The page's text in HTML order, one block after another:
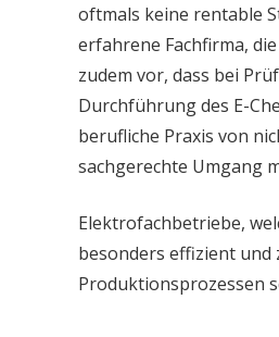
oftmals keine rentable
erfahrene Fachfirma,
zudem vor, dass bei
Durchführung des E-
berufliche Praxis von
sachgerechte Umgang
Elektrofachbetriebe,
besonders effizient
Produktionsprozessen